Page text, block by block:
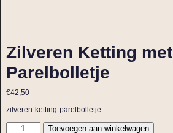
Zilveren Ketting met
Parelbolletje
€42,50
zilveren-ketting-parelbolletje
Toevoegen aan winkelwagen